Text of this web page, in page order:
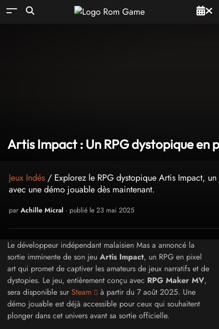
Artis Impact : Un RPG dystopique en
Jeux Indés / Explorez le RPG dystopique Artis Impact,
avec une démo jouable dès maintenant.
par Achille Micral · publié le 23 mai 2025
Le développeur indépendant malaisien Mas a annoncé la
sortie imminente de son jeu Artis Impact, un RPG en pixel
art qui promet de captiver les amateurs de jeux narratifs et de
dystopies. Le jeu, entièrement conçu avec RPG Maker MV,
sera disponible sur Steam
à partir du 7 août 2025. Une
démo jouable est déjà accessible pour ceux qui souhaitent
plonger dans cet univers avant sa sortie officielle.